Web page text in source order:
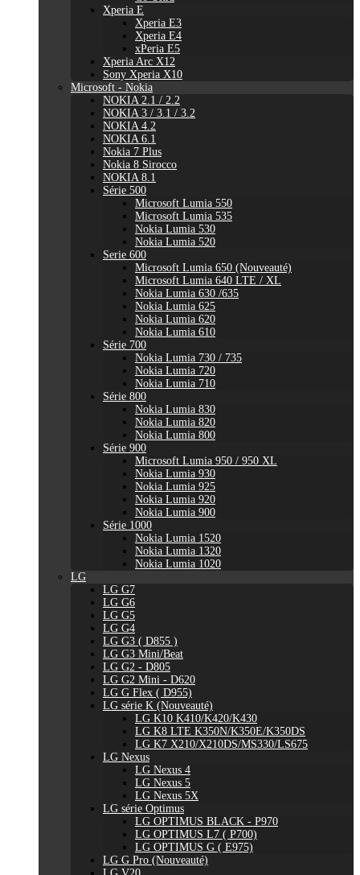
Xperia E
Xperia E3
Xperia E4
xPeria E5
Xperia Arc X12
Sony Xperia X10
Microsoft - Nokia
NOKIA 2.1 / 2.2
NOKIA 3 / 3.1 / 3.2
NOKIA 4.2
NOKIA 6.1
Nokia 7 Plus
Nokia 8 Sirocco
NOKIA 8.1
Série 500
Microsoft Lumia 550
Microsoft Lumia 535
Nokia Lumia 530
Nokia Lumia 520
Serie 600
Microsoft Lumia 650 (Nouveauté)
Microsoft Lumia 640 LTE / XL
Nokia Lumia 630 /635
Nokia Lumia 625
Nokia Lumia 620
Nokia Lumia 610
Série 700
Nokia Lumia 730 / 735
Nokia Lumia 720
Nokia Lumia 710
Série 800
Nokia Lumia 830
Nokia Lumia 820
Nokia Lumia 800
Série 900
Microsoft Lumia 950 / 950 XL
Nokia Lumia 930
Nokia Lumia 925
Nokia Lumia 920
Nokia Lumia 900
Série 1000
Nokia Lumia 1520
Nokia Lumia 1320
Nokia Lumia 1020
LG
LG G7
LG G6
LG G5
LG G4
LG G3 ( D855 )
LG G3 Mini/Beat
LG G2 - D805
LG G2 Mini - D620
LG G Flex ( D955)
LG série K (Nouveauté)
LG K10 K410/K420/K430
LG K8 LTE K350N/K350E/K350DS
LG K7 X210/X210DS/MS330/LS675
LG Nexus
LG Nexus 4
LG Nexus 5
LG Nexus 5X
LG série Optimus
LG OPTIMUS BLACK - P970
LG OPTIMUS L7 ( P700)
LG OPTIMUS G ( E975)
LG G Pro (Nouveauté)